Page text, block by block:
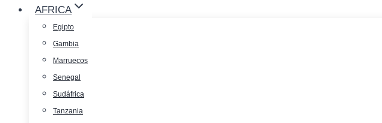
AFRICA
Egipto
Gambia
Marruecos
Senegal
Sudáfrica
Tanzania